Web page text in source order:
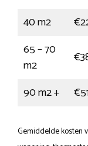
40 m2
65 – 70
m2
90 m2 +
Gemiddelde kosten